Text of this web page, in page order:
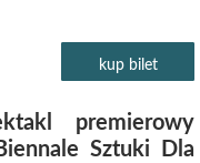
kup bilet
premierowy
Sztuki Dla